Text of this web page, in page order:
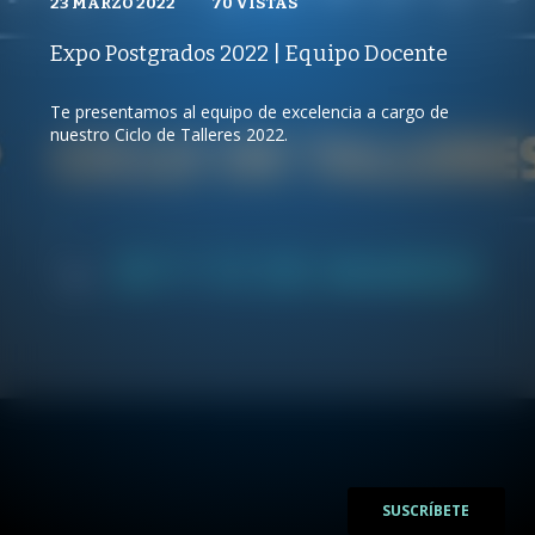
REPRODUCCIONES
VISTAS
Expo Postgrados 2022 | Equipo Docente
Te presentamos al equipo de excelencia a cargo de
nuestro Ciclo de Talleres 2022.
SUSCRÍBETE
VISTAS